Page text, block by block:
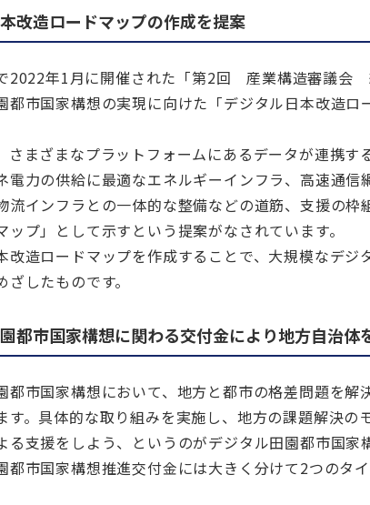
改造ロードマップの作成を提案
2022年1月に開催された「第2回 産業構造審議会
都市国家構想の実現に向けた「デジタル日本改造ロ
さまざまなプラットフォームにあるデータが連携
電力の供給に最適なエネルギーインフラ、高速通
流インフラとの一体的な整備などの道筋、支援の
ップ」として示すという提案がなされています。
改造ロードマップを作成することで、大規模なデ
したものです。
都市国家構想に関わる交付金により地方自治体
都市国家構想において、地方と都市の格差問題を解
す。具体的な取り組みを実施し、地方の課題解決の
る支援をしよう、というのがデジタル田園都市国家
都市国家構想推進交付金には大きく分けて2つのタイ